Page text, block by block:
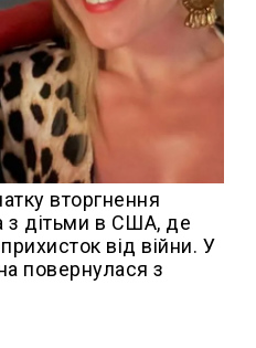
вторгнення
з дітьми в США, де
від війни. У
повернулася з